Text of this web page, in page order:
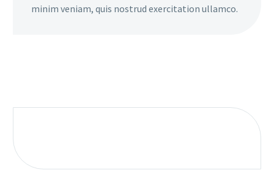
minim veniam, quis nostrud exercitation ullamco.